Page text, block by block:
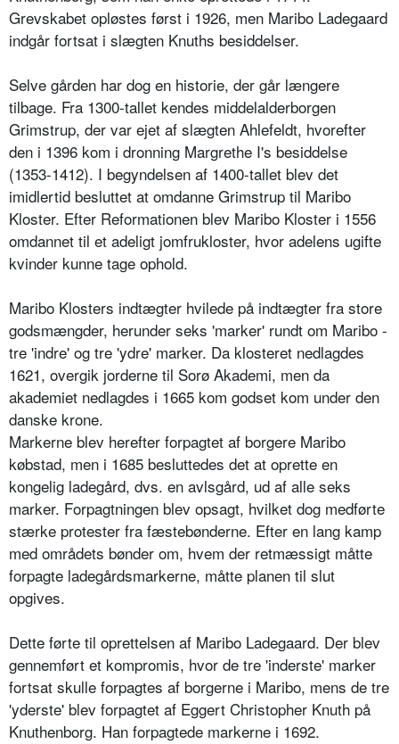
Grevskabet opløstes først i 1926, men Maribo Ladegaard
indgår fortsat i slægten Knuths besiddelser.
Selve gården har dog en historie, der går længere
tilbage. Fra 1300-tallet kendes middelalderborgen
Grimstrup, der var ejet af slægten Ahlefeldt, hvorefter
den i 1396 kom i dronning Margrethe I's besiddelse
(1353-1412). I begyndelsen af 1400-tallet blev det
imidlertid besluttet at omdanne Grimstrup til Maribo
Kloster. Efter Reformationen blev Maribo Kloster i 1556
omdannet til et adeligt jomfrukloster, hvor adelens ugifte
kvinder kunne tage ophold.
Maribo Klosters indtægter hvilede på indtægter fra store
godsmængder, herunder seks 'marker' rundt om Maribo -
tre 'indre' og tre 'ydre' marker. Da klosteret nedlagdes
1621, overgik jorderne til Sorø Akademi, men da
akademiet nedlagdes i 1665 kom godset kom under den
danske krone.
Markerne blev herefter forpagtet af borgere Maribo
købstad, men i 1685 besluttedes det at oprette en
kongelig ladegård, dvs. en avlsgård, ud af alle seks
marker. Forpagtningen blev opsagt, hvilket dog medførte
stærke protester fra fæstebønderne. Efter en lang kamp
med områdets bønder om, hvem der retmæssigt måtte
forpagte ladegårdsmarkerne, måtte planen til slut
opgives.
Dette førte til oprettelsen af Maribo Ladegaard. Der blev
gennemført et kompromis, hvor de tre 'inderste' marker
fortsat skulle forpagtes af borgerne i Maribo, mens de tre
'yderste' blev forpagtet af Eggert Christopher Knuth på
Knuthenborg. Han forpagtede markerne i 1692.